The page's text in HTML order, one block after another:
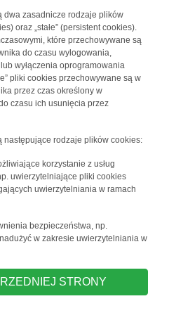
dwa zasadnicze rodzaje plików
oraz „stałe” (persistent cookies).
które przechowywane są
do czasu wylogowania,
wyłączenia oprogramowania
pliki cookies przechowywane są w
przez czas określony w
czasu ich usunięcia przez
następujące rodzaje plików cookies:
korzystanie z usług
uwierzytelniające pliki cookies
uwierzytelniania w ramach
bezpieczeństwa, np.
w zakresie uwierzytelniania w
STRONY